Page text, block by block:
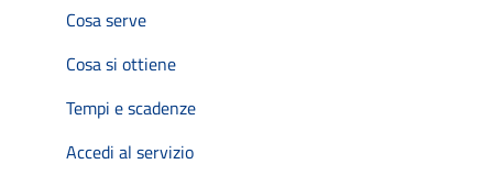
Cosa serve
Cosa si ottiene
Tempi e scadenze
Accedi al servizio